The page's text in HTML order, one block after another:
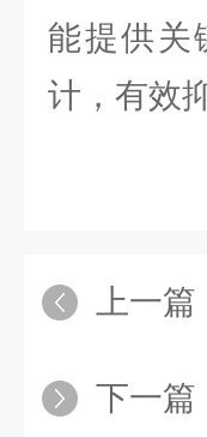
能提供关
计，有效
上一篇
下一篇